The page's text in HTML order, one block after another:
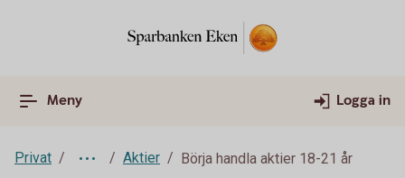
Meny Logga in
Privat Aktier Börja handla aktier 18-21 år